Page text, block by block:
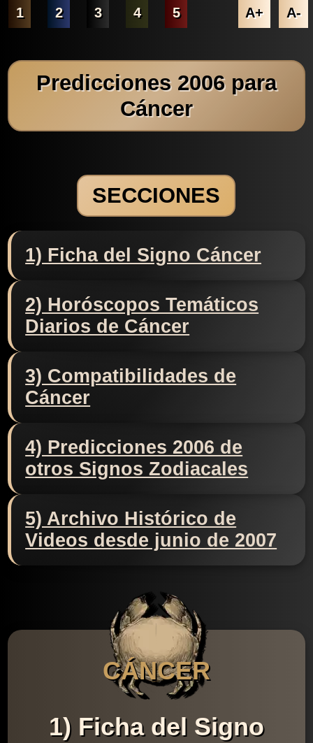
1 2 3 4 5 A+ A-
Predicciones 2006 para
Cáncer
SECCIONES
1) Ficha del Signo Cáncer
2) Horóscopos Temáticos
Diarios de Cáncer
3) Compatibilidades de
Cáncer
4) Predicciones 2006 de
otros Signos Zodiacales
5) Archivo Histórico de
Videos desde junio de 2007
CÁNCER
1) Ficha del Signo